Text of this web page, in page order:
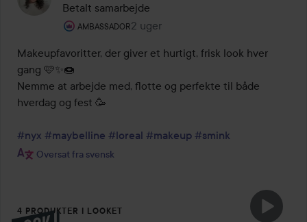
Betalt samarbejde
AMBASSADOR
Brugerens rolle: Ambassador.
2 uger
Posten blev oprettet 2 uger
Makeupfavoritter, der giver et hurtigt, frisk look hver
gang 🩷✨🍩
Nemme at arbejde med, flotte og perfekte til både
hverdag og fest 🥳
#nyx #maybelline #loreal #makeup #smink
Oversat fra svensk
4 PRODUKTER I LOOKET